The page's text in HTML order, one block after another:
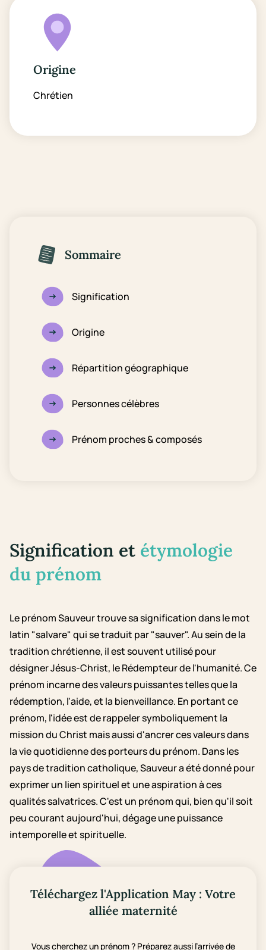
Origine
Chrétien
Sommaire
Signification
Origine
Répartition géographique
Personnes célèbres
Prénom proches & composés
Signification et étymologie
du prénom
Le prénom Sauveur trouve sa signification dans le mot
latin "salvare" qui se traduit par "sauver". Au sein de la
tradition chrétienne, il est souvent utilisé pour
désigner Jésus-Christ, le Rédempteur de l'humanité. Ce
prénom incarne des valeurs puissantes telles que la
rédemption, l'aide, et la bienveillance. En portant ce
prénom, l'idée est de rappeler symboliquement la
mission du Christ mais aussi d'ancrer ces valeurs dans
la vie quotidienne des porteurs du prénom. Dans les
pays de tradition catholique, Sauveur a été donné pour
exprimer un lien spirituel et une aspiration à ces
qualités salvatrices. C'est un prénom qui, bien qu'il soit
peu courant aujourd'hui, dégage une puissance
intemporelle et spirituelle.
Téléchargez l'Application May : Votre
alliée maternité
Vous cherchez un prénom ? Préparez aussi l’arrivée de